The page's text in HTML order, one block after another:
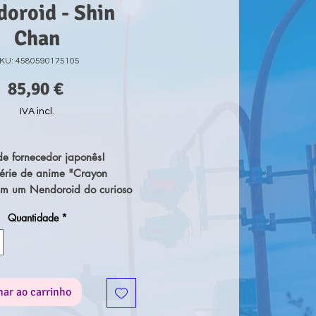
- Shin
Chan
4580590175105
85,90 €Preço
IVA incl.
fornecedor japonês!
de anime "Crayon
um Nendoroid do curioso
faciais, incluindo uma
uma expressão
expressão animada. Suas
permitindo que você
os tipos de expressões
Quantidade *
ao carrinho